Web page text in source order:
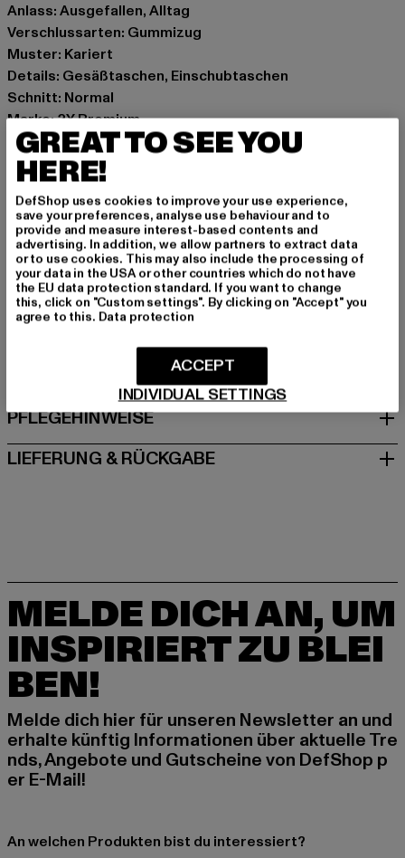
Anlass: Ausgefallen, Alltag
Verschlussarten: Gummizug
Muster: Kariert
Details: Gesäßtaschen, Einschubtaschen
Schnitt: Normal
Marke: 2Y Premium
Kat.: Chinos
Farbe: grau
Hersteller Farbe: grey
Materialzusammensetzung: 70% Baumwolle, 27%
Polyester, 3% Elasthan
Art.Nr: P1076-00111
Hersteller: 2Y Premium GmbH |info@2y-studios.com
Hollefeldstraße 16 | 48282 Emsdetten | DE
GRÖSSE & PASSFORM
PFLEGEHINWEISE
LIEFERUNG & RÜCKGABE
MELDE DICH AN, UM
INSPIRIERT ZU BLEI
BEN!
Melde dich hier für unseren Newsletter an und
erhalte künftig Informationen über aktuelle Tre
nds, Angebote und Gutscheine von DefShop p
er E-Mail!
An welchen Produkten bist du interessiert?
GREAT TO SEE YOU
HERE!
DefShop uses cookies to improve your use experience,
save your preferences, analyse use behaviour and to
provide and measure interest-based contents and
advertising. In addition, we allow partners to extract data
or to use cookies. This may also include the processing of
your data in the USA or other countries which do not have
the EU data protection standard. If you want to change
this, click on "Custom settings". By clicking on "Accept" you
agree to this. Data protection
INDIVIDUAL SETTINGS
ACCEPT